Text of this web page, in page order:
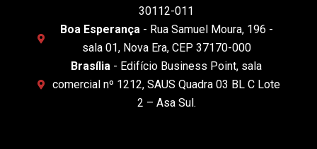
30112-011
Boa Esperança- Rua Samuel Moura, 196 -
sala 01, Nova Era, CEP 37170-000
Brasília - Edifício Business Point, sala
comercial nº 1212, SAUS Quadra 03 BL C Lote
2 – Asa Sul.